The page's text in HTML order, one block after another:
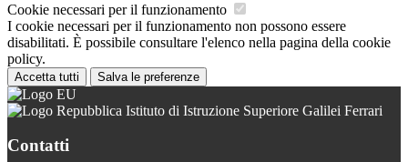
Cookie necessari per il funzionamento
I cookie necessari per il funzionamento non possono essere
disabilitati. È possibile consultare l'elenco nella pagina della cookie
policy.
Accetta tutti Salva le preferenze
Istituto di Istruzione Superiore Galilei Ferrari
Contatti